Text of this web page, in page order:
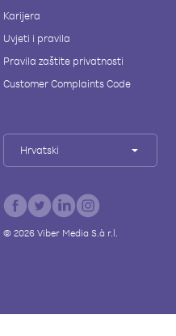
Karijera
Uvjeti i pravila
Pravila zaštite privatnosti
Customer Complaints Code
Hrvatski
© 2026Viber Media S.à r.l.